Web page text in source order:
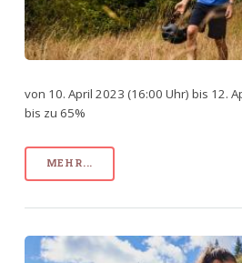
von 10. April 2023 (16:00 Uhr) bis 12.
bis zu 65%
MEHR...